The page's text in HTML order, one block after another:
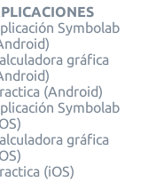
Symbolab
gráfica
(Android)
Symbolab
gráfica
(iOS)